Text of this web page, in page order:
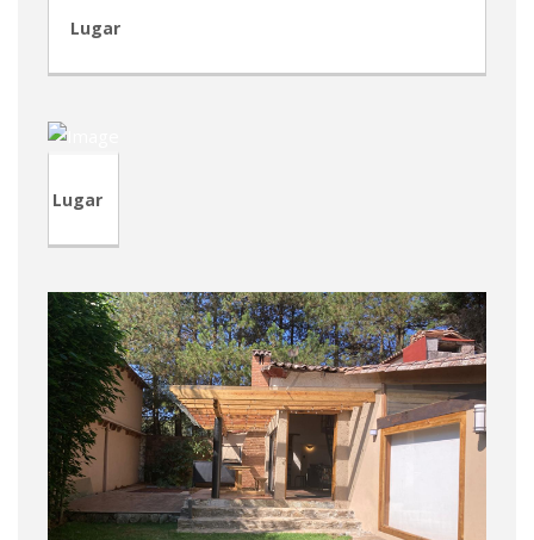
Lugar
Lugar